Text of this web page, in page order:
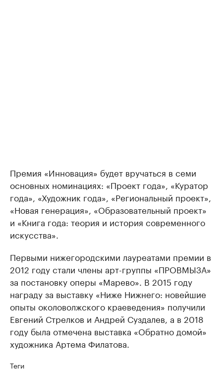
Премия «Инновация» будет вручаться в семи
основных номинациях: «Проект года», «Куратор
года», «Художник года», «Региональный проект»,
«Новая генерация», «Образовательный проект»
и «Книга года: теория и история современного
искусства».
Первыми нижегородскими лауреатами премии в
2012 году стали члены арт-группы «ПРОВМЫЗА»
за постановку оперы «Марево». В 2015 году
награду за выставку «Ниже Нижнего: новейшие
опыты околоволжского краеведения» получили
Евгений Стрелков и Андрей Суздалев, а в 2018
году была отмечена выставка «Обратно домой»
художника Артема Филатова.
Теги